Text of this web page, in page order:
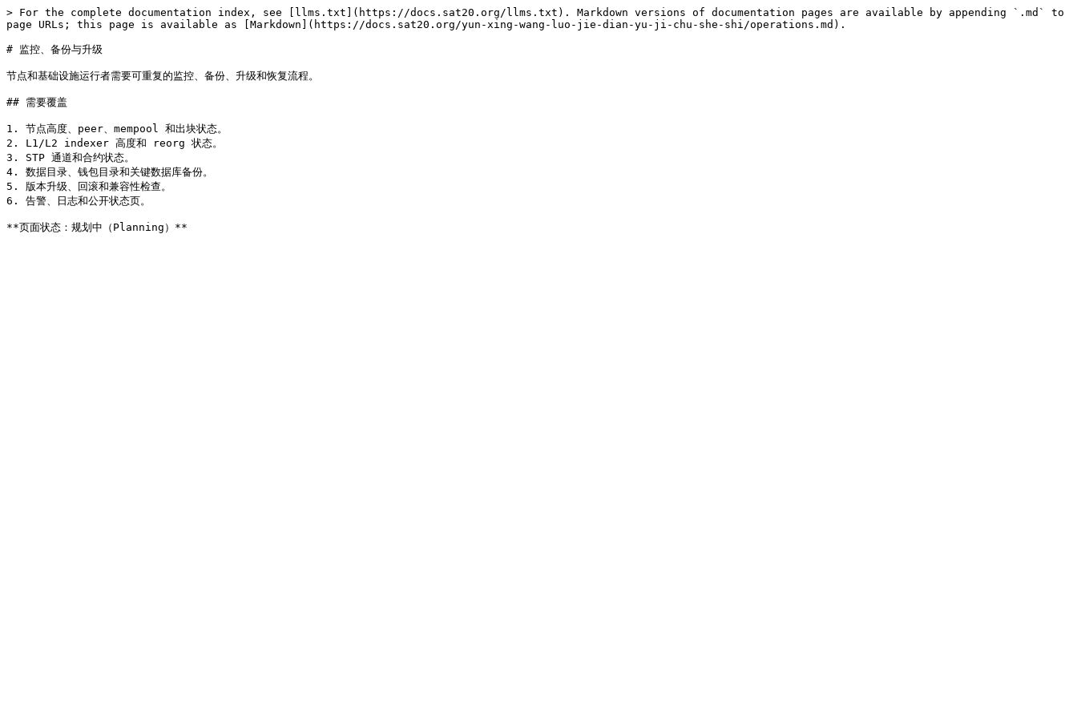
> For the complete documentation index, see [llms.txt](https://docs.sat20.org/llms.txt). Markdown versions of documentation pages are available by appending `.md` to
page URLs; this page is available as [Markdown](https://docs.sat20.org/yun-xing-wang-luo-jie-dian-yu-ji-chu-she-shi/operations.md).
# 监控、备份与升级
节点和基础设施运行者需要可重复的监控、备份、升级和恢复流程。
## 需要覆盖
1. 节点高度、peer、mempool 和出块状态。
2. L1/L2 indexer 高度和 reorg 状态。
3. STP 通道和合约状态。
4. 数据目录、钱包目录和关键数据库备份。
5. 版本升级、回滚和兼容性检查。
6. 告警、日志和公开状态页。